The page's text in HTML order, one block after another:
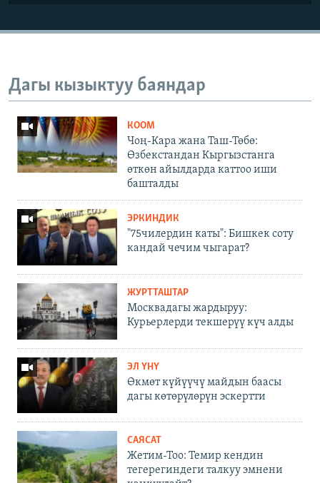
Дагы кызыктуу баяндар
КООМ
Чоң-Кара жана Таш-Төбө:
Өзбекстандан Кыргызстанга
өткөн айылдарда каттоо иши
башталды
ЭРКИНДИК
"75чилердин каты": Бишкек соту
кандай чечим чыгарат?
ЖУРТТАШТАР
Москвадагы жардыруу:
Курьерлерди текшерүү күч алды
ЭЛ ҮНҮ
Өкмөт күйүүчү майдын баасы
дагы көтөрүлөрүн эскертти
САЯСАТ
Жетим-Тоо: Темир кендин
тегерегиндеги талкуу эмнени